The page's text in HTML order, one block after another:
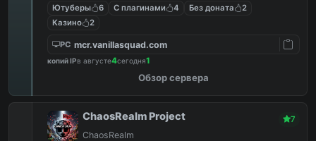
Ютуберы 6 С плагинами 4 Без доната
2
Казино
2
PC mcr.vanillasquad.com
копий IPв августе4сегодня1
Обзор сервера
ChaosRealm Project 7
ChaosRealm